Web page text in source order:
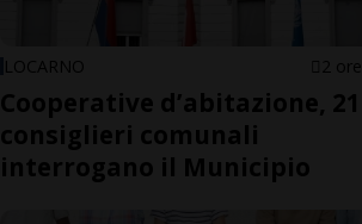
LOCARNO 2 ore
Cooperative d’abitazione, 21
consiglieri comunali
interrogano il Municipio